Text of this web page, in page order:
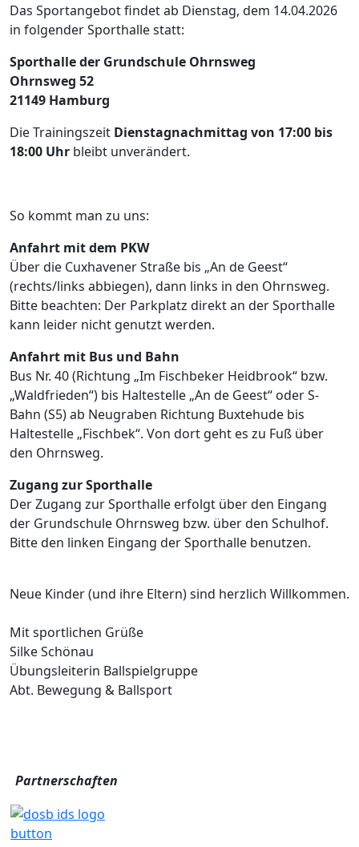
Das Sportangebot findet ab Dienstag, dem 14.04.2026
in folgender Sporthalle statt:
Sporthalle der Grundschule Ohrnsweg
Ohrnsweg 52
21149 Hamburg
Die Trainingszeit Dienstagnachmittag von 17:00 bis
18:00 Uhr bleibt unverändert.
So kommt man zu uns:
Anfahrt mit dem PKW
Über die Cuxhavener Straße bis „An de Geest“
(rechts/links abbiegen), dann links in den Ohrnsweg.
Bitte beachten: Der Parkplatz direkt an der Sporthalle
kann leider nicht genutzt werden.
Anfahrt mit Bus und Bahn
Bus Nr. 40 (Richtung „Im Fischbeker Heidbrook“ bzw.
„Waldfrieden“) bis Haltestelle „An de Geest“ oder S-
Bahn (S5) ab Neugraben Richtung Buxtehude bis
Haltestelle „Fischbek“. Von dort geht es zu Fuß über
den Ohrnsweg.
Zugang zur Sporthalle
Der Zugang zur Sporthalle erfolgt über den Eingang
der Grundschule Ohrnsweg bzw. über den Schulhof.
Bitte den linken Eingang der Sporthalle benutzen.
Neue Kinder (und ihre Eltern) sind herzlich Willkommen.
Mit sportlichen Grüße
Silke Schönau
Übungsleiterin Ballspielgruppe
Abt. Bewegung & Ballsport
Partnerschaften